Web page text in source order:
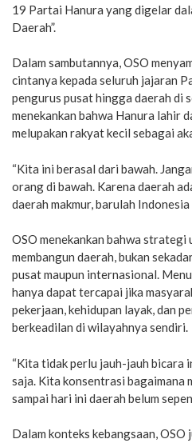
19 Partai Hanura yang digelar
Daerah”.
Dalam sambutannya, OSO
cintanya kepada seluruh jajaran
pengurus pusat hingga daerah di
menekankan bahwa Hanura lahir
melupakan rakyat kecil sebagai
“Kita ini berasal dari bawah.
orang di bawah. Karena daerah
daerah makmur, barulah Indonesia
OSO menekankan bahwa strategi
membangun daerah, bukan
pusat maupun internasional.
hanya dapat tercapai jika
pekerjaan, kehidupan layak, dan
berkeadilan di wilayahnya sendiri.
“Kita tidak perlu jauh-jauh bicara
saja. Kita konsentrasi bagaimana
sampai hari ini daerah belum
Dalam konteks kebangsaan,